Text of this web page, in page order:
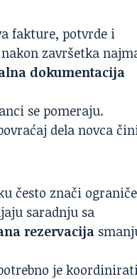
fakture, potvrde i
završetka
dokumentacija
se pomeraju.
dela novca
često znači
saradnju sa
rezervacija
je